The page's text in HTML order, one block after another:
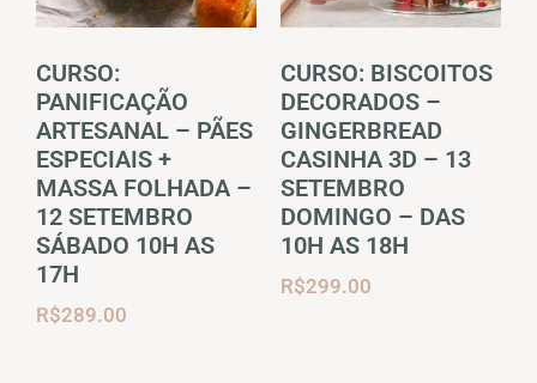
CURSO:
PANIFICAÇÃO
ARTESANAL – PÃES
ESPECIAIS +
MASSA FOLHADA –
12 SETEMBRO
SÁBADO 10H AS
17H
R$289.00
CURSO: BISCOITOS
DECORADOS –
GINGERBREAD
CASINHA 3D – 13
SETEMBRO
DOMINGO – DAS
10H AS 18H
R$299.00